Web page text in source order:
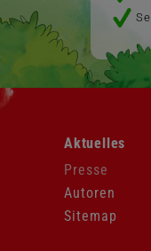
Navigation
überspringen
Aktuelles
Presse
Autoren
Sitemap